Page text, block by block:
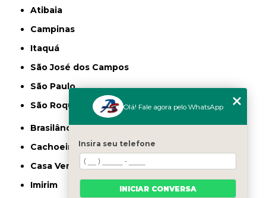
Atibaia
Campinas
Itaquá
São José dos Campos
São Paulo
São Roque
Brasilândia
Cachoeirinha
Casa Verde
Imirim
Olá! Fale agora pelo WhatsApp
Insira seu telefone
INICIAR CONVERSA